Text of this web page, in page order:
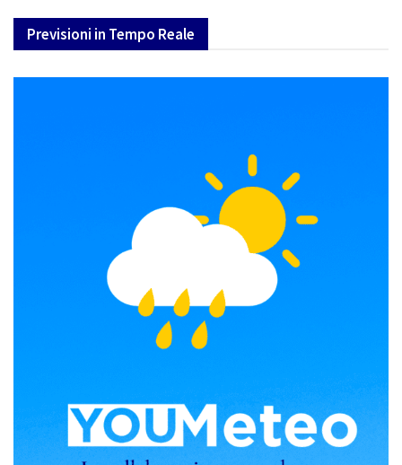
Previsioni in Tempo Reale